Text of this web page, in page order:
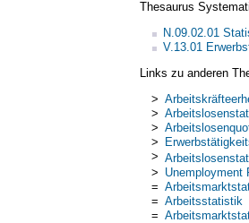
Thesaurus
N.09.02.01
V.13.01
Links zu anderen
>
>
>
>
>
> Unemployment
=
= Arbeitsstatistik
=